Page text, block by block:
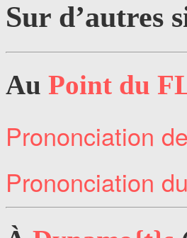
Sur d’autres
Au Point du
Prononciation
Prononciation